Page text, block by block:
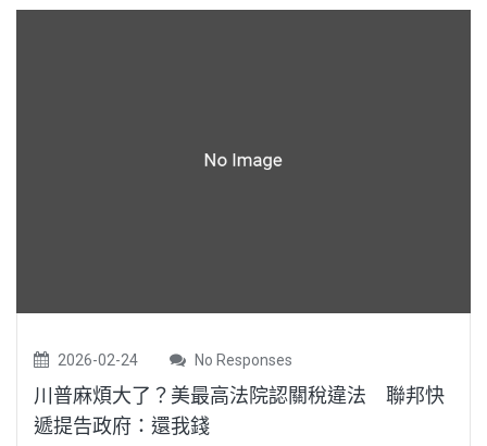
2026-02-24 No Responses
川普麻煩大了？美最高法院認關稅違法 聯邦快
遞提告政府：還我錢